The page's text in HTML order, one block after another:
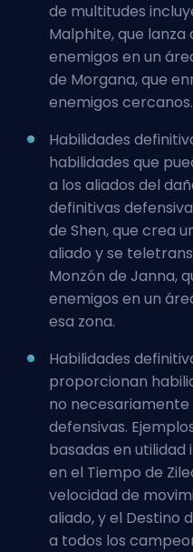
de multitudes
Malphite, que
enemigos en un
de Morgana, que
enemigos cercanos.
Habilidades
habilidades que
a los aliados del
definitivas
de Shen, que crea
aliado y se
Monzón de Janna,
enemigos en un
esa zona.
Habilidades
proporcionan
no
defensivas.
basadas en utilidad
en el Tiempo de
velocidad de
aliado, y el Destino
a todos los